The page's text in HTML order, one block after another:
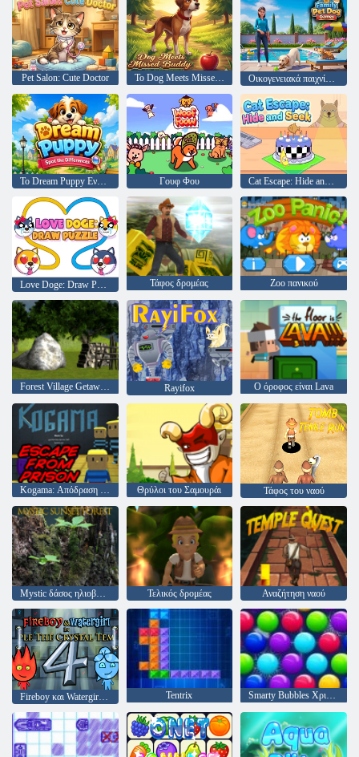
Pet Salon: Cute Doctor Το Dog Meets Missed Buddy Οικογενειακά παιχνίδια με σκύλους κατοικίδιων ζώων
Το Dream Puppy Εντοπίζει τις Διαφορές Γουφ Φου Cat Escape: Hide and Seek
Τάφος δρομέας Zoo πανικού
Forest Village Getaway Επεισόδιο 2 Rayifox Ο όροφος είναι Lava
Kogama: Απόδραση από τη φυλακή Θρύλοι του Σαμουράι Τάφος του ναού
Mystic δάσος ηλιοβασίλεμα Τελικός δρομέας Αναζήτηση ναού
Tentrix Smarty Bubbles Χριστούγεννα Edition